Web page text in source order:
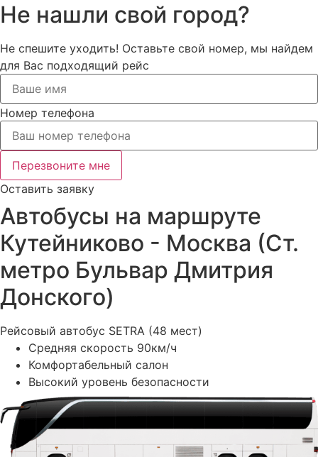
Не нашли свой город?
Не спешите уходить! Оставьте свой номер, мы найдем
для Вас подходящий рейс
Номер телефона
Перезвоните мне
Оставить заявку
Автобусы на маршруте
Кутейниково - Москва (Ст.
метро Бульвар Дмитрия
Донского)
Рейсовый автобус SETRA (48 мест)
Средняя скорость 90км/ч
Комфортабельный салон
Высокий уровень безопасности